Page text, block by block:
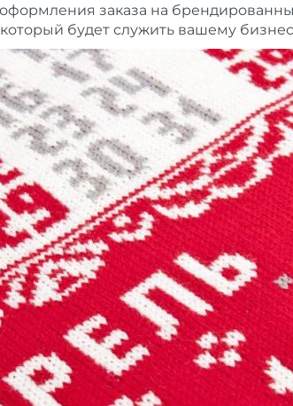
заказа на
будет служить вашему